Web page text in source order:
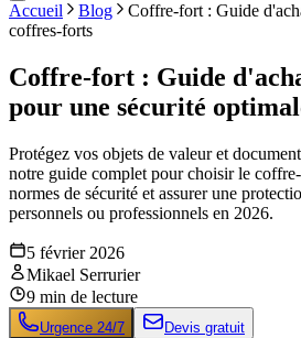
Accueil Blog
Coffre-fort : Guide
coffres-forts
Coffre-fort : Guide
pour une sécurité
Protégez vos objets de valeur et
notre guide complet pour choisir le
normes de sécurité et assurer une
personnels ou professionnels en 2026.
5 février 2026
Mikael Serrurier
9 min de lecture
Urgence 24/7 Devis gratuit